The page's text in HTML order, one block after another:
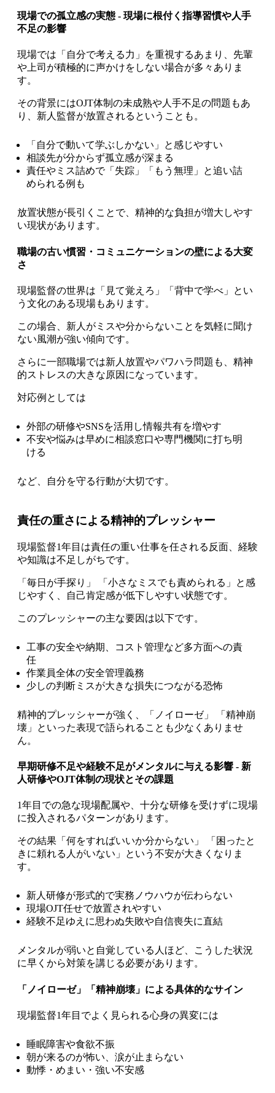
現場での孤立感の実態 - 現場に根付く指導習慣や人手
不足の影響
現場では「自分で考える力」を重視するあまり、先輩
や上司が積極的に声かけをしない場合が多々ありま
す。
その背景にはOJT体制の未成熟や人手不足の問題もあ
り、新人監督が放置されるということも。
「自分で動いて学ぶしかない」と感じやすい
相談先が分からず孤立感が深まる
責任やミス詰めで「失踪」「もう無理」と追い詰
められる例も
放置状態が長引くことで、精神的な負担が増大しやす
い現状があります。
職場の古い慣習・コミュニケーションの壁による大変
さ
現場監督の世界は「見て覚えろ」「背中で学べ」とい
う文化のある現場もあります。
この場合、新人がミスや分からないことを気軽に聞け
ない風潮が強い傾向です。
さらに一部職場では新人放置やパワハラ問題も、精神
的ストレスの大きな原因になっています。
対応例としては
外部の研修やSNSを活用し情報共有を増やす
不安や悩みは早めに相談窓口や専門機関に打ち明
ける
など、自分を守る行動が大切です。
責任の重さによる精神的プレッシャー
現場監督1年目は責任の重い仕事を任される反面、経験
や知識は不足しがちです。
「毎日が手探り」 「小さなミスでも責められる」と感
じやすく、自己肯定感が低下しやすい状態です。
このプレッシャーの主な要因は以下です。
工事の安全や納期、コスト管理など多方面への責
任
作業員全体の安全管理義務
少しの判断ミスが大きな損失につながる恐怖
精神的プレッシャーが強く、「ノイローゼ」 「精神崩
壊」といった表現で語られることも少なくありませ
ん。
早期研修不足や経験不足がメンタルに与える影響 - 新
人研修やOJT体制の現状とその課題
1年目での急な現場配属や、十分な研修を受けずに現場
に投入されるパターンがあります。
その結果「何をすればいいか分からない」 「困ったと
きに頼れる人がいない」という不安が大きくなりま
す。
新人研修が形式的で実務ノウハウが伝わらない
現場OJT任せで放置されやすい
経験不足ゆえに思わぬ失敗や自信喪失に直結
メンタルが弱いと自覚している人ほど、こうした状況
に早くから対策を講じる必要があります。
「ノイローゼ」「精神崩壊」による具体的なサイン
現場監督1年目でよく見られる心身の異変には
睡眠障害や食欲不振
朝が来るのが怖い、涙が止まらない
動悸・めまい・強い不安感